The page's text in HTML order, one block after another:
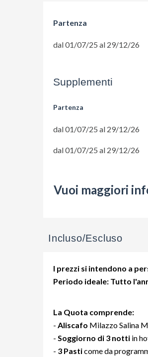
Partenza
dal 01/07/25 al 29/12/26
Supplementi
Partenza
dal 01/07/25 al 29/12/26
dal 01/07/25 al 29/12/26
Vuoi maggiori
Incluso/Escluso
I prezzi si intendono a
Periodo ideale: Tutto
La Quota comprende:
- Aliscafo Milazzo Salina
- Soggiorno di 3 notti in
- 3 Pasticome da